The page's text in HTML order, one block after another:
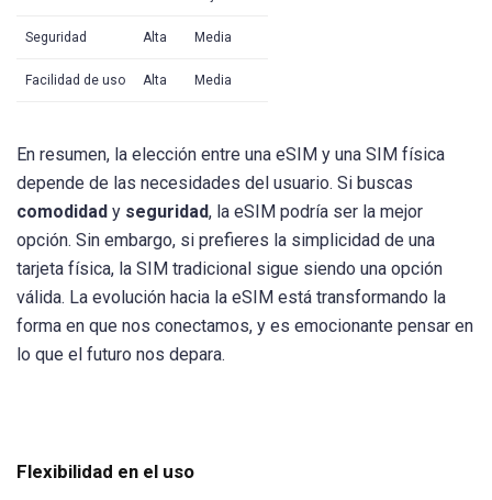
Seguridad Alta Media
Facilidad de uso Alta Media
En resumen, la elección entre una eSIM y una SIM física
depende de las necesidades del usuario. Si buscas
comodidad y seguridad, la eSIM podría ser la mejor
opción. Sin embargo, si prefieres la simplicidad de una
tarjeta física, la SIM tradicional sigue siendo una opción
válida. La evolución hacia la eSIM está transformando la
forma en que nos conectamos, y es emocionante pensar en
lo que el futuro nos depara.
Flexibilidad en el uso